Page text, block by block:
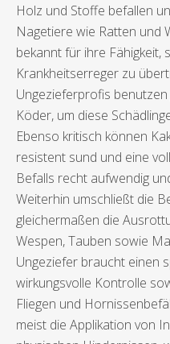
Holz und Stoffe befallen
Nagetiere wie Ratten und
bekannt für ihre Fähigkeit,
Krankheitserreger zu
Ungezieferprofis
Köder, um diese
Ebenso kritisch können
resistent sund und eine
Befalls recht aufwendig
Weiterhin umschließt die
gleichermaßen die
Wespen, Tauben sowie
Ungeziefer braucht einen
wirkungsvolle Kontrolle
Fliegen und
meist die Applikation von